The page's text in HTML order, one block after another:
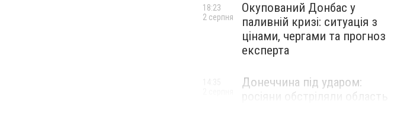
Окупований Донбас у
паливній кризі: ситуація з
цінами, чергами та прогноз
експерта
18:23
2 серпня
Донеччина під ударом:
росіяни обстріляли область